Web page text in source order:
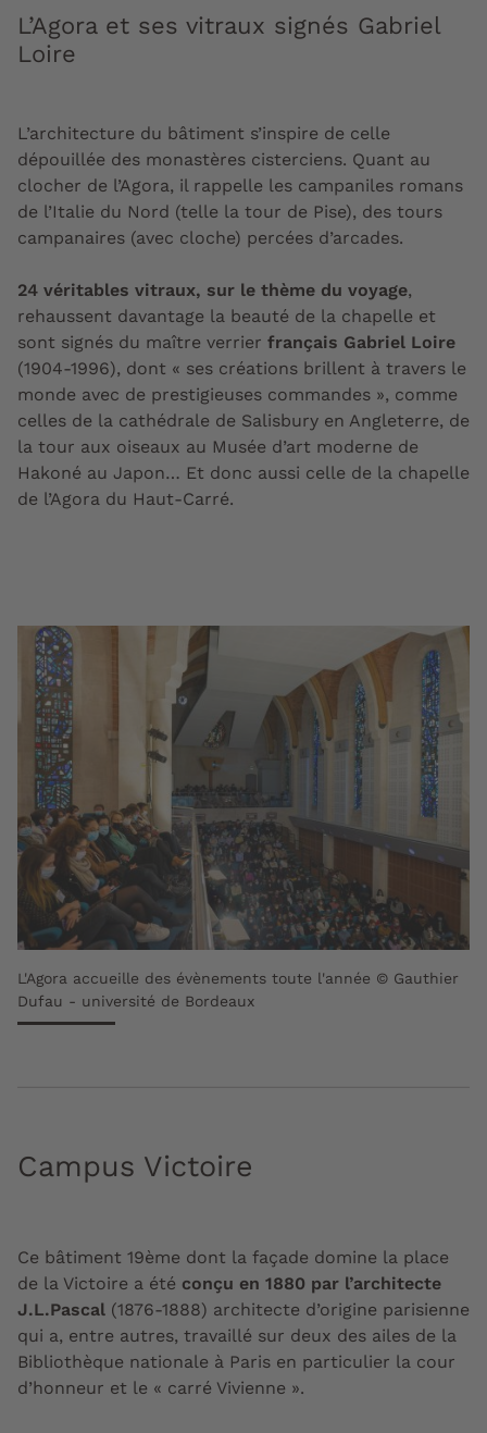
L’Agora et ses vitraux signés Gabriel
Loire
L’architecture du bâtiment s’inspire de celle
dépouillée des monastères cisterciens. Quant au
clocher de l’Agora, il rappelle les campaniles romans
de l’Italie du Nord (telle la tour de Pise), des tours
campanaires (avec cloche) percées d’arcades.
24 véritables vitraux, sur le thème du voyage,
rehaussent davantage la beauté de la chapelle et
sont signés du maître verrier français Gabriel Loire
(1904-1996), dont « ses créations brillent à travers le
monde avec de prestigieuses commandes », comme
celles de la cathédrale de Salisbury en Angleterre, de
la tour aux oiseaux au Musée d’art moderne de
Hakoné au Japon… Et donc aussi celle de la chapelle
de l’Agora du Haut-Carré.
L'Agora accueille des évènements toute l'année © Gauthier
Dufau - université de Bordeaux
Campus Victoire
Ce bâtiment 19ème dont la façade domine la place
de la Victoire a été conçu en 1880 par l’architecte
J.L.Pascal (1876-1888) architecte d’origine parisienne
qui a, entre autres, travaillé sur deux des ailes de la
Bibliothèque nationale à Paris en particulier la cour
d’honneur et le « carré Vivienne ».